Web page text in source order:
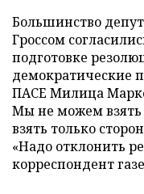
Большинство
Гроссом
подготовке
демократические
ПАСЕ Милица
Мы не можем взять
взять только
«Надо отклонить
корреспондент